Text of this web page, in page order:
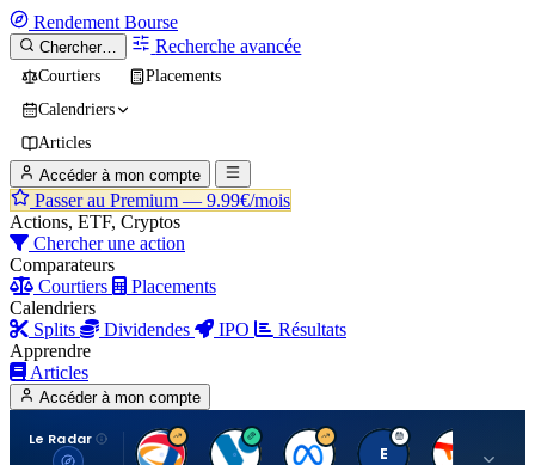
Rendement Bourse
Chercher… Recherche avancée
Courtiers
Placements
Calendriers
Articles
Accéder à mon compte
Passer au Premium — 9.99€/mois
Actions, ETF, Cryptos
Chercher une action
Comparateurs
Courtiers
Placements
Calendriers
Splits
Dividendes IPO
Résultats
Apprendre
Articles
Accéder à mon compte
Le Radar
T V M E T